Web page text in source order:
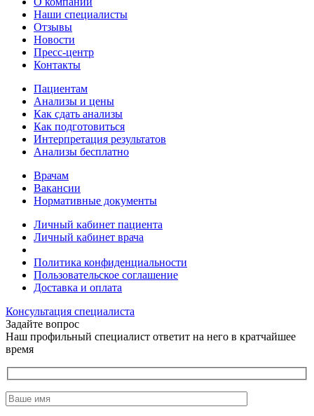
Наши специалисты
Отзывы
Новости
Пресс-центр
Контакты
Пациентам
Анализы и цены
Как сдать анализы
Как подготовиться
Интерпретация результатов
Анализы бесплатно
Врачам
Вакансии
Нормативные документы
Личный кабинет пациента
Личный кабинет врача
Политика конфиденциальности
Пользовательское соглашение
Доставка и оплата
Консультация специалиста
Задайте вопрос
Наш профильный специалист ответит на него в кратчайшее
время